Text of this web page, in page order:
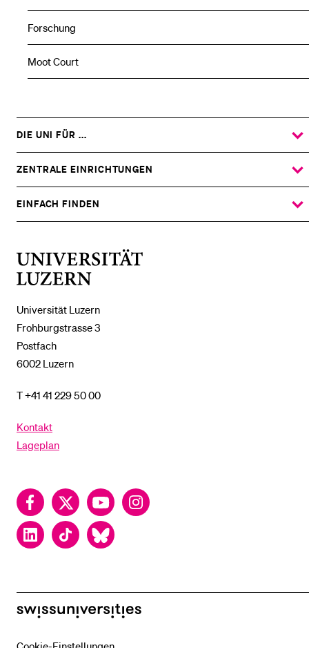
Forschung
Moot Court
Universität Luzern
Frohburgstrasse 3
Postfach
6002 Luzern
T +41 41 229 50 00
Kontakt
Lageplan
FacebookTwitter YouTubeInstagram
LinkedInTikTok Bluesky
DIE UNI FÜR ...
ZEIGE
DAS
UNTERMENÜ
ZENTRALE EINRICHTUNGEN
ZEIGE
DAS
UNTERMENÜ
EINFACH FINDEN
ZEIGE
DAS
swissuniversities